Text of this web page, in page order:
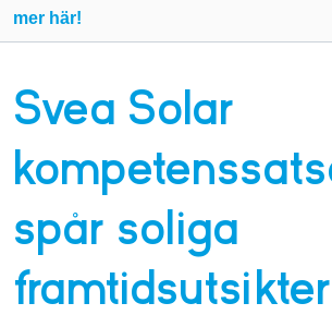
Du måste vara inloggad för att köpa
Klicka för att komma till alla
mer här!
Svea Solar
spår soliga
framtidsutsikter